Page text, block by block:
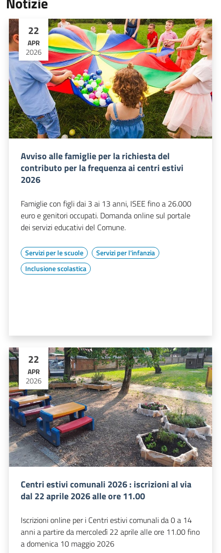
22
APR
2026
Avviso alle famiglie per la richiesta del
contributo per la frequenza ai centri estivi
2026
Famiglie con figli dai 3 ai 13 anni, ISEE fino a 26.000
euro e genitori occupati. Domanda online sul portale
dei servizi educativi del Comune.
Servizi per le scuole
Servizi per l'infanzia
Inclusione scolastica
22
APR
2026
Centri estivi comunali 2026 : iscrizioni al via
dal 22 aprile 2026 alle ore 11.00
Iscrizioni online per i Centri estivi comunali da 0 a 14
anni a partire da mercoledì 22 aprile alle ore 11.00 fino
a domenica 10 maggio 2026